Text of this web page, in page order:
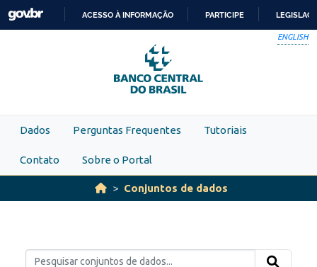
Skip to main content
PARA
O
CONTEÚDO
ACESSO À INFORMAÇÃO PARTICIPE
ENGLISH
Dados Perguntas Frequentes Tutoriais
Contato Sobre o Portal
Conjuntos de dados